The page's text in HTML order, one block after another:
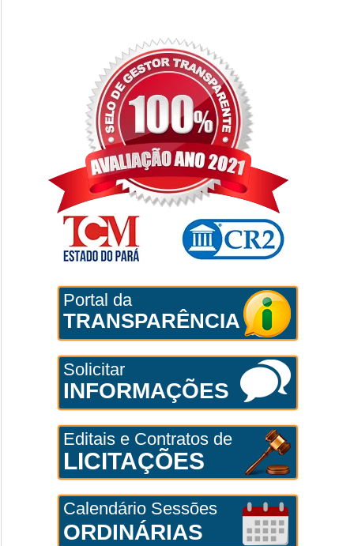
Portal da
TRANSPARÊNCIA
Solicitar
INFORMAÇÕES
Editais e Contratos de
LICITAÇÕES
Calendário Sessões
ORDINÁRIAS